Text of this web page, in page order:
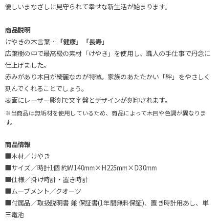
優しいまなざしに見守られて幸せな新生活が始まります。
商品説明
けやきの木言葉… 「健康」「長寿」
広葉樹の中で最高級の素材「けやき」を使用し、職人の手仕事で丹念に
仕上げました。
赤みがあり木目が綺麗なのが特徴。家族のあたたかい「絆」をやさしく
刻んでくれることでしょう。
表面にレーザー彫刻で文字盤とデザインが刻印されます。
※当商品は無垢材を使用しているため、商品によって木目や色調が異なりま
す。
商品情報
■木材／けやき
■サイズ／時計1個 約W140mm×H225mm×D30mm
■仕様／掛け時計・置き時計
■ムーブメント／クオーツ
■付属品／取扱説明書 兼 保証書(1年間無料保証)、置き時計用あし、単
三電池